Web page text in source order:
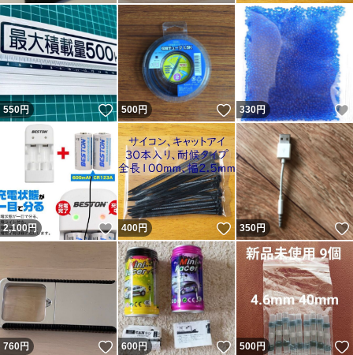
550円 いいね！
500円 いいね！
330円
2,100円 いいね！
400円 いいね！
350円
760円 いいね！
600円 いいね！
500円